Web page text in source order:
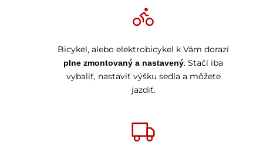
Bicykel, alebo elektrobicykel k Vám dorazí
plne zmontovaný a nastavený. Stačí iba
vybaliť, nastaviť výšku sedla a môžete
jazdiť.